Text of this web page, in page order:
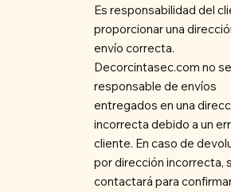
Es responsabilidad del
proporcionar una
envío correcta.
Decorcintasec.com no
responsable de envíos
entregados en una
incorrecta debido a un
cliente. En caso de
por dirección incorrecta,
contactará para